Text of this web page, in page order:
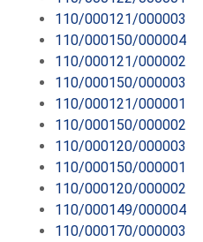
110/000121/000003
110/000150/000004
110/000121/000002
110/000150/000003
110/000121/000001
110/000150/000002
110/000120/000003
110/000150/000001
110/000120/000002
110/000149/000004
110/000170/000003